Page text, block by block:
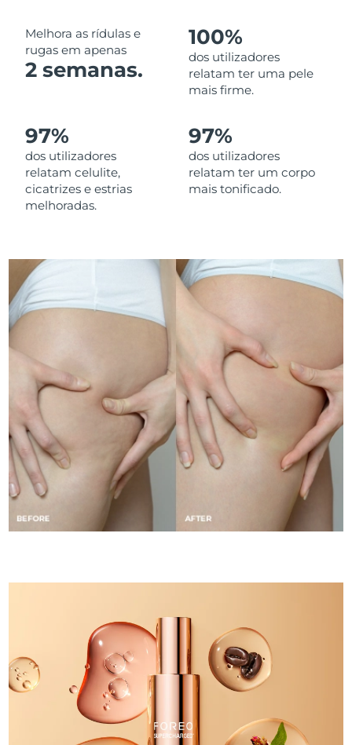
Melhora as rídulas e
rugas em apenas
2 semanas.
100%
dos utilizadores
relatam ter uma pele
mais firme.
97%
dos utilizadores
relatam celulite,
cicatrizes e estrias
melhoradas.
97%
dos utilizadores
relatam ter um corpo
mais tonificado.
Portugal Entrega prevista
Entrega prevista
Reunião Entrega prevista
Romênia Entrega prevista
Arábia Saudita Entrega prevista
Singapura
Entrega prevista
Eslovênia Entrega prevista8/9/26
África do Sul Entrega prevista 8/17/26
Coreia do Sul Entrega prevista8/11/26
Espanha 8/9/26
Suécia Entrega prevista
Entrega prevista
Turquia Entrega prevista
Emirados Árabes
Entrega prevista8/10/26